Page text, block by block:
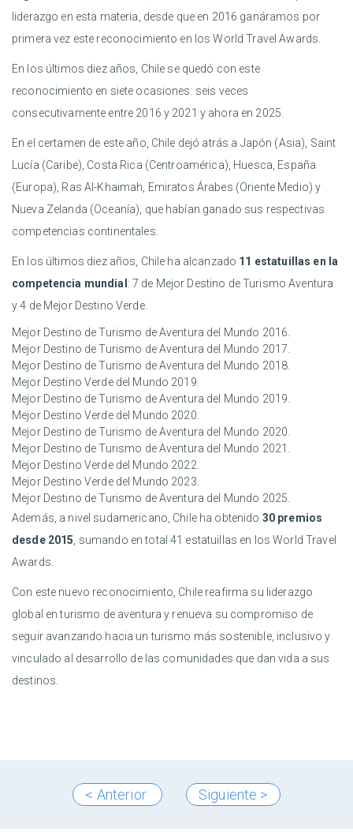
liderazgo en esta materia, desde que en 2016 ganáramos por
primera vez este reconocimiento en los World Travel Awards.
En los últimos diez años, Chile se quedó con este
reconocimiento en siete ocasiones: seis veces
consecutivamente entre 2016 y 2021 y ahora en 2025.
En el certamen de este año, Chile dejó atrás a Japón (Asia), Saint
Lucía (Caribe), Costa Rica (Centroamérica), Huesca, España
(Europa), Ras Al-Khaimah, Emiratos Árabes (Oriente Medio) y
Nueva Zelanda (Oceanía), que habían ganado sus respectivas
competencias continentales.
En los últimos diez años, Chile ha alcanzado 11 estatuillas en la
competencia mundial : 7 de Mejor Destino de Turismo Aventura
y 4 de Mejor Destino Verde.
Mejor Destino de Turismo de Aventura del Mundo 2016.
Mejor Destino de Turismo de Aventura del Mundo 2017.
Mejor Destino de Turismo de Aventura del Mundo 2018.
Mejor Destino Verde del Mundo 2019.
Mejor Destino de Turismo de Aventura del Mundo 2019.
Mejor Destino Verde del Mundo 2020.
Mejor Destino de Turismo de Aventura del Mundo 2020.
Mejor Destino de Turismo de Aventura del Mundo 2021.
Mejor Destino Verde del Mundo 2022.
Mejor Destino Verde del Mundo 2023.
Mejor Destino de Turismo de Aventura del Mundo 2025.
Además, a nivel sudamericano, Chile ha obtenido 30 premios
desde 2015 , sumando en total 41 estatuillas en los World Travel
Awards.
Con este nuevo reconocimiento, Chile reafirma su liderazgo
global en turismo de aventura y renueva su compromiso de
seguir avanzando hacia un turismo más sostenible, inclusivo y
vinculado al desarrollo de las comunidades que dan vida a sus
destinos.
< Anterior Siguiente >